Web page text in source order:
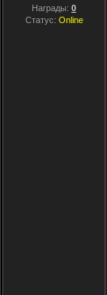
Награды: 0
Статус: Online